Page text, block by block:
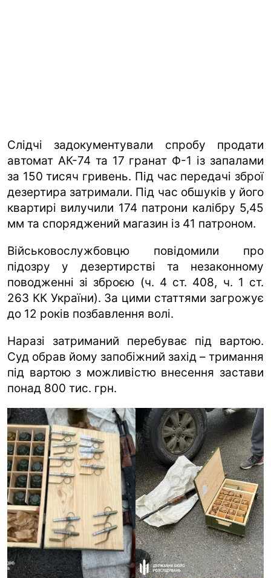
Слідчі задокументували спробу продати
автомат АК-74 та 17 гранат Ф-1 із запалами
за 150 тисяч гривень. Під час передачі зброї
дезертира затримали. Під час обшуків у його
квартирі вилучили 174 патрони калібру 5,45
мм та споряджений магазин із 41 патроном.
Військовослужбовцю повідомили про
підозру у дезертирстві та незаконному
поводженні зі зброєю (ч. 4 ст. 408, ч. 1 ст.
263 КК України). За цими статтями загрожує
до 12 років позбавлення волі.
Наразі затриманий перебуває під вартою.
Суд обрав йому запобіжний захід – тримання
під вартою з можливістю внесення застави
понад 800 тис. грн.